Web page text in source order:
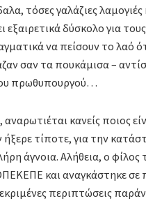
τόσες γαλάζιες λαμογιές
δύσκολο για
να πείσουν το λαό
σαν τα πουκάμισα –
πρωθυπουργού…
κανείς ποιος
ήξερε τίποτε, για την
άγνοια. Αλήθεια, ο
και αναγκάστηκε
περιπτώσεις